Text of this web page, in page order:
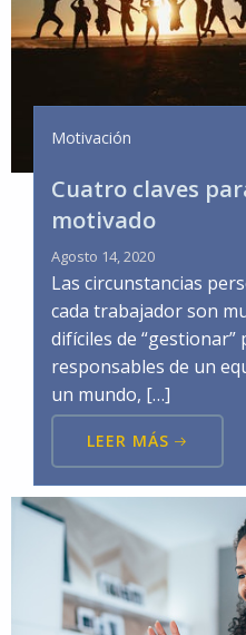
Motivación
Cuatro claves
motivado
Agosto 14, 2020
Las circunstancias
cada trabajador son
difíciles de
responsables de un
un mundo, […]
LEER MÁS